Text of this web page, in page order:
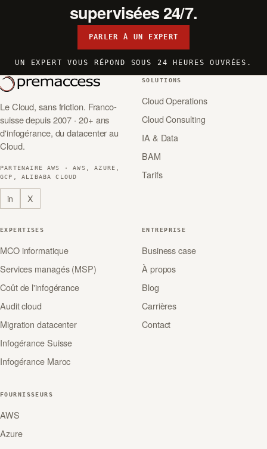
supervisées 24/7.
PARLER À UN EXPERT
UN EXPERT VOUS RÉPOND SOUS 24 HEURES OUVRÉES.
Le Cloud, sans friction. Franco-
suisse depuis 2007 · 20+ ans
d'infogérance, du datacenter au
Cloud.
PARTENAIRE AWS · AWS, AZURE,
GCP, ALIBABA CLOUD
in X
SOLUTIONS
Cloud Operations
Cloud Consulting
IA & Data
BAM
Tarifs
EXPERTISES
MCO informatique
Services managés (MSP)
Coût de l'infogérance
Audit cloud
Migration datacenter
Infogérance Suisse
Infogérance Maroc
ENTREPRISE
Business case
À propos
Blog
Carrières
Contact
FOURNISSEURS
AWS
Azure